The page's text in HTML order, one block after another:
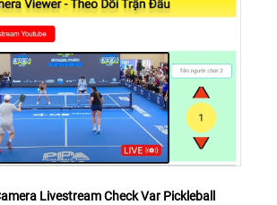
Livestream Check Var Pickleball